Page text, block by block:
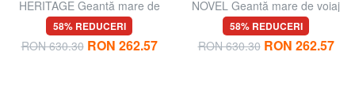
HERITAGE Geantă mare de
voiaj cu curea de umăr
58% REDUCERI
RON 630.30 RON 262.57
NOVEL Geantă mare de voiaj
cu curea de umăr
58% REDUCERI
RON 630.30 RON 262.57